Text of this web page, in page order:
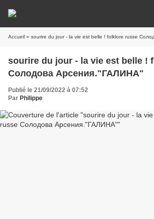
Accueil » sourire du jour - la vie est belle ! folklore russe
sourire du jour - la vie est belle !
Солодова Арсения."ГАЛИНА"
Publié le 21/09/2022 à 07:52
Par Philippe